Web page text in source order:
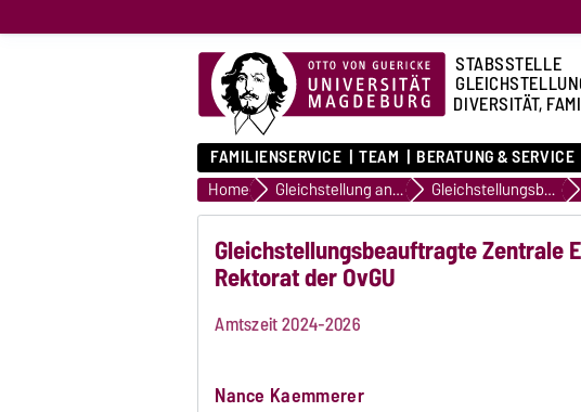
STABSSTELLE
DIVERSITÄT,
FAMILIENSERVICE TEAM BERATUNG & SERVICE
Home Gleichstellung an der OVGU Gleichstellungsbeauftragte
Gleichstellungsbeauftragte Zentrale
Rektorat der OvGU
Amtszeit 2024-2026
Nance Kaemmerer